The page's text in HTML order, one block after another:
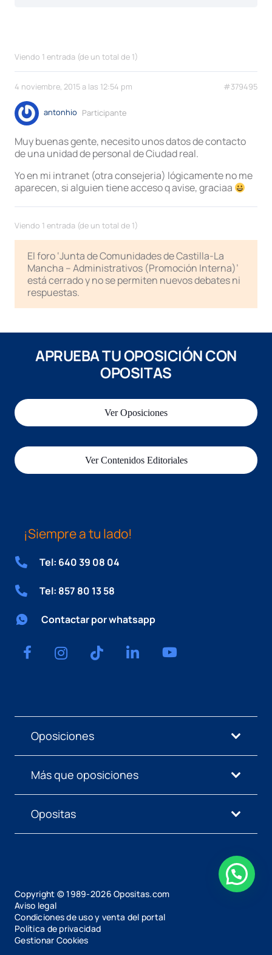
Viendo 1 entrada (de un total de 1)
4 noviembre, 2015 a las 12:54 pm #379495
antonhio Participante
Muy buenas gente, necesito unos datos de contacto
de una unidad de personal de Ciudad real.
Yo en mi intranet (otra consejeria) lógicamente no me
aparecen, si alguien tiene acceso q avise, graciaa
Viendo 1 entrada (de un total de 1)
El foro ‘Junta de Comunidades de Castilla-La
Mancha – Administrativos (Promoción Interna)’
está cerrado y no se permiten nuevos debates ni
respuestas.
APRUEBA TU OPOSICIÓN CON
OPOSITAS
Ver Oposiciones
Ver Contenidos Editoriales
¡Siempre a tu lado!
Tel: 640 39 08 04
Tel: 857 80 13 58
Contactar por whatsapp
Oposiciones
Más que oposiciones
Opositas
Copyright © 1989-2026 Opositas.com
Aviso legal
Condiciones de uso y venta del portal
Política de privacidad
Gestionar Cookies